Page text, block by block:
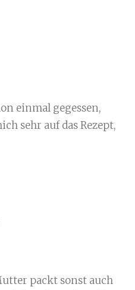
einmal gegessen,
sehr auf das Rezept,
packt sonst auch